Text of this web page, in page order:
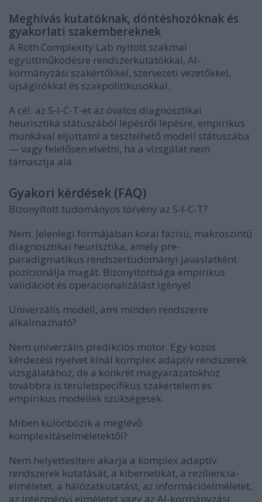
Meghívás kutatóknak, döntéshozóknak és
gyakorlati szakembereknek
A Roth Complexity Lab nyitott szakmai
együttműködésre rendszerkutatókkal, AI-
kormányzási szakértőkkel, szervezeti vezetőkkel,
újságírókkal és szakpolitikusokkal.
A cél: az S-I-C-T-et az óvatos diagnosztikai
heurisztika státuszából lépésről lépésre, empirikus
munkával eljuttatni a tesztelhető modell státuszába
— vagy felelősen elvetni, ha a vizsgálat nem
támasztja alá.
Gyakori kérdések (FAQ)
Bizonyított tudományos törvény az S-I-C-T?
Nem. Jelenlegi formájában korai fázisú, makroszintű
diagnosztikai heurisztika, amely pre-
paradigmatikus rendszertudományi javaslatként
pozícionálja magát. Bizonyítottsága empirikus
validációt és operacionalizálást igényel.
Univerzális modell, ami minden rendszerre
alkalmazható?
Nem univerzális predikciós motor. Egy közös
kérdezési nyelvet kínál komplex adaptív rendszerek
vizsgálatához, de a konkrét magyarázatokhoz
továbbra is területspecifikus szakértelem és
empirikus modellek szükségesek.
Miben különbözik a meglévő
komplexitáselméletektől?
Nem helyettesíteni akarja a komplex adaptív
rendszerek kutatását, a kibernetikát, a rezíliencia-
elméletet, a hálózatkutatást, az információelméletet,
az intézményi elméletet vagy az AI-kormányzási